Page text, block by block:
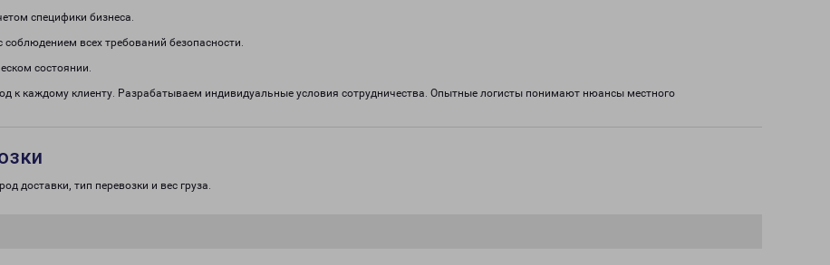
специфики бизнеса.
всех требований безопасности.
состоянии.
к каждому клиенту. Разрабатываем индивидуальные условия сотрудничества. Опытные логисты понимают нюансы местного
доставки, тип перевозки и вес груза.